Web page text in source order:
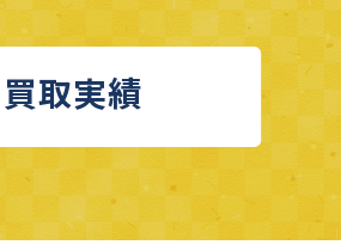
買取実績